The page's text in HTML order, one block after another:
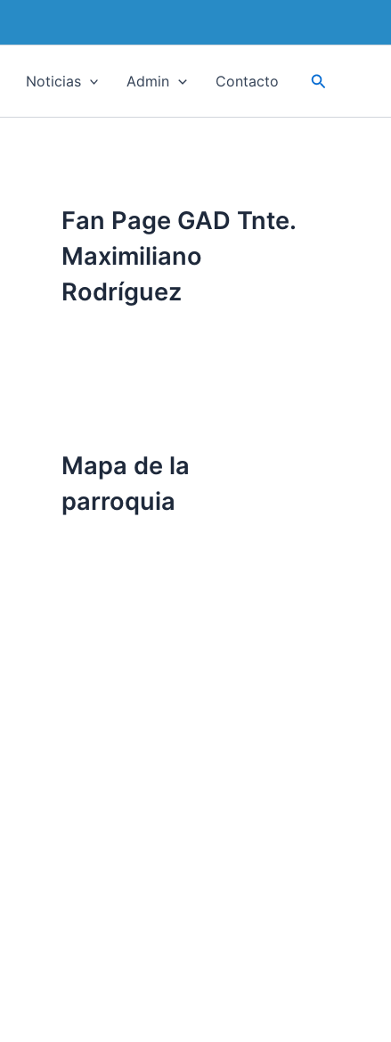
Noticias Admin Contacto Buscar
Fan Page GAD Tnte.
Maximiliano
Rodríguez
Mapa de la
parroquia